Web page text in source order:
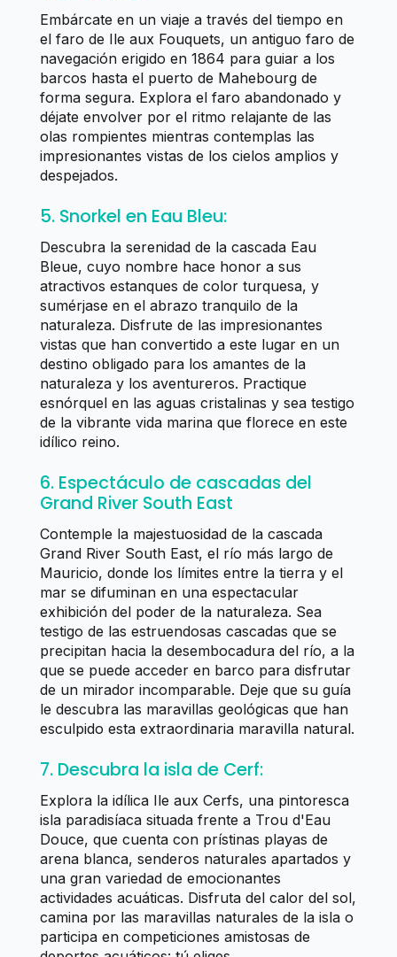
Embárcate en un viaje a través del tiempo en
el faro de Ile aux Fouquets, un antiguo faro de
navegación erigido en 1864 para guiar a los
barcos hasta el puerto de Mahebourg de
forma segura. Explora el faro abandonado y
déjate envolver por el ritmo relajante de las
olas rompientes mientras contemplas las
impresionantes vistas de los cielos amplios y
despejados.
5. Snorkel en Eau Bleu:
Descubra la serenidad de la cascada Eau
Bleue, cuyo nombre hace honor a sus
atractivos estanques de color turquesa, y
sumérjase en el abrazo tranquilo de la
naturaleza. Disfrute de las impresionantes
vistas que han convertido a este lugar en un
destino obligado para los amantes de la
naturaleza y los aventureros. Practique
esnórquel en las aguas cristalinas y sea testigo
de la vibrante vida marina que florece en este
idílico reino.
6. Espectáculo de cascadas del
Grand River South East
Contemple la majestuosidad de la cascada
Grand River South East, el río más largo de
Mauricio, donde los límites entre la tierra y el
mar se difuminan en una espectacular
exhibición del poder de la naturaleza. Sea
testigo de las estruendosas cascadas que se
precipitan hacia la desembocadura del río, a la
que se puede acceder en barco para disfrutar
de un mirador incomparable. Deje que su guía
le descubra las maravillas geológicas que han
esculpido esta extraordinaria maravilla natural.
7. Descubra la isla de Cerf:
Explora la idílica Ile aux Cerfs, una pintoresca
isla paradisíaca situada frente a Trou d'Eau
Douce, que cuenta con prístinas playas de
arena blanca, senderos naturales apartados y
una gran variedad de emocionantes
actividades acuáticas. Disfruta del calor del sol,
camina por las maravillas naturales de la isla o
participa en competiciones amistosas de